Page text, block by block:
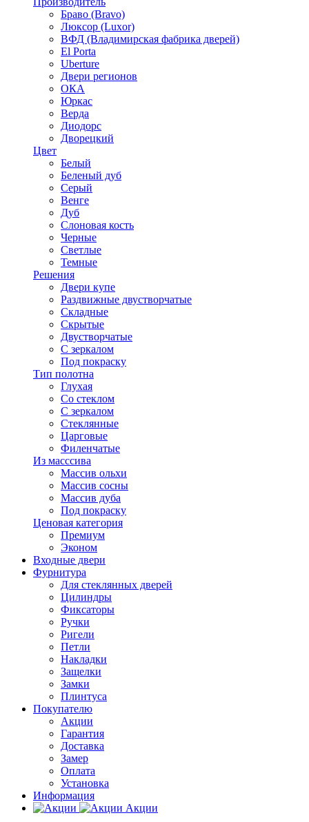
Браво (Bravo)
Люксор (Luxor)
ВФД (Владимирская фабрика дверей)
El Porta
Uberture
Двери регионов
ОКА
Юркас
Верда
Диодорс
Дворецкий
Цвет
Белый
Беленый дуб
Серый
Венге
Дуб
Слоновая кость
Черные
Светлые
Темные
Решения
Двери купе
Раздвижные двустворчатые
Складные
Скрытые
Двустворчатые
С зеркалом
Под покраску
Тип полотна
Глухая
Со стеклом
С зеркалом
Стеклянные
Царговые
Филенчатые
Из масссива
Массив ольхи
Массив сосны
Массив дуба
Под покраску
Ценовая категория
Премиум
Эконом
Входные двери
Фурнитура
Для стеклянных дверей
Цилиндры
Фиксаторы
Ручки
Ригели
Петли
Накладки
Защелки
Замки
Плинтуса
Покупателю
Акции
Гарантия
Доставка
Замер
Оплата
Установка
Информация
Акции